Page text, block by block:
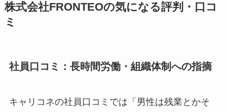
株式会社FRONTEOの気になる評判・口コ
ミ
社員口コミ：長時間労働・組織体制への指摘
キャリコネの社員口コミでは「男性は残業とかそ